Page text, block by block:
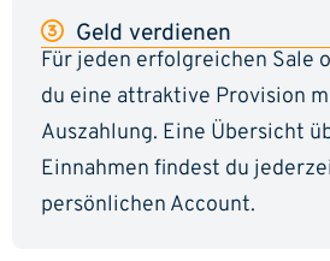
Geld verdienen
Für jeden erfolgreichen Sale
du eine attraktive Provision
Auszahlung. Eine Übersicht
Einnahmen findest du
persönlichen Account.